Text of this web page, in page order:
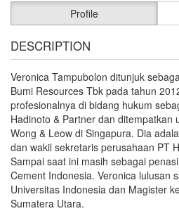
Profile
DESCRIPTION
Veronica Tampubolon ditunjuk
Bumi Resources Tbk pada tahun
profesionalnya di bidang hukum
Hadinoto & Partner dan ditempatkan
Wong & Leow di Singapura. Dia
dan wakil sekretaris perusahaan PT
Sampai saat ini masih sebagai
Cement Indonesia. Veronica lulusan
Universitas Indonesia dan Magister
Sumatera Utara.